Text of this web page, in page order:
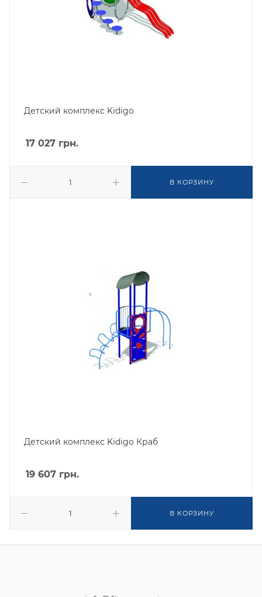
Детский комплекс Kidigo
17 027 грн.
В КОРЗИНУ
Детский комплекс Kidigo Краб
19 607 грн.
В КОРЗИНУ